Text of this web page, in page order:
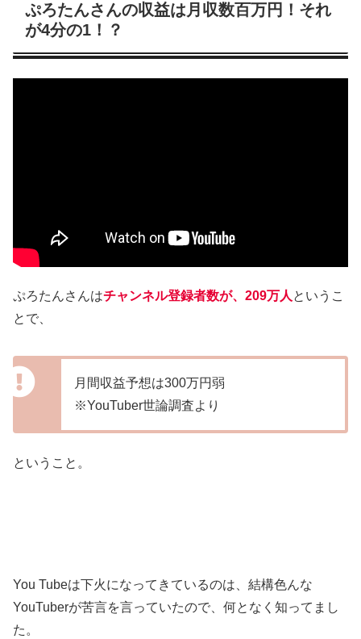
ぷろたんさんの収益は月収数百万円！それ
が4分の1！？
ぷろたんさんはチャンネル登録者数が、209万人というこ
とで、
月間収益予想は300万円弱
※YouTuber世論調査より
ということ。
You Tubeは下火になってきているのは、結構色んな
YouTuberが苦言を言っていたので、何となく知ってまし
た。